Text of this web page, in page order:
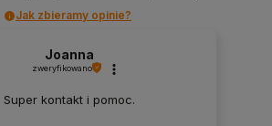
Jak zbieramy opinie?
Joanna
zweryfikowano
Super kontakt i pomoc.